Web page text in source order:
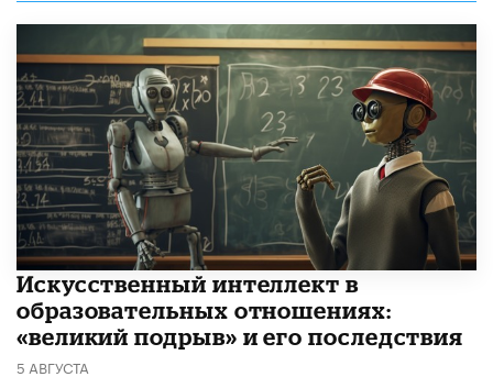
​Искусственный интеллект в
образовательных отношениях:
«великий подрыв» и его последствия
5 АВГУСТА